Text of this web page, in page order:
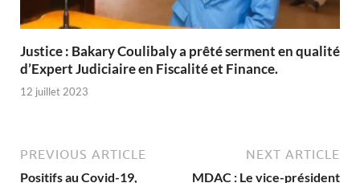
Justice : Bakary Coulibaly a prêté serment en qualité
d’Expert Judiciaire en Fiscalité et Finance.
12 juillet 2023
PREVIOUS ARTICLE
Positifs au Covid-19,
NEXT ARTICLE
MDAC : Le vice-président